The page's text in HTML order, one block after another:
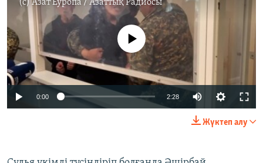
(c) Азат Еуропа / Азаттық Радиосы
No media source currently available
0:00 2:28
Жүктеп алу